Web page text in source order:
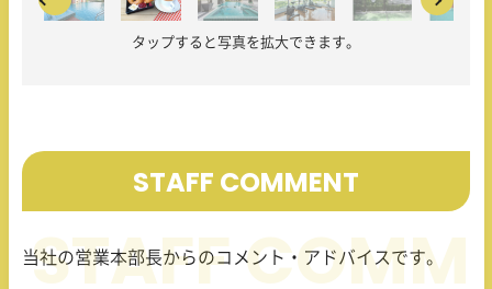
タップすると写真を拡大できます。
STAFF COMMENT
当社の営業本部長からのコメント・アドバイスです。